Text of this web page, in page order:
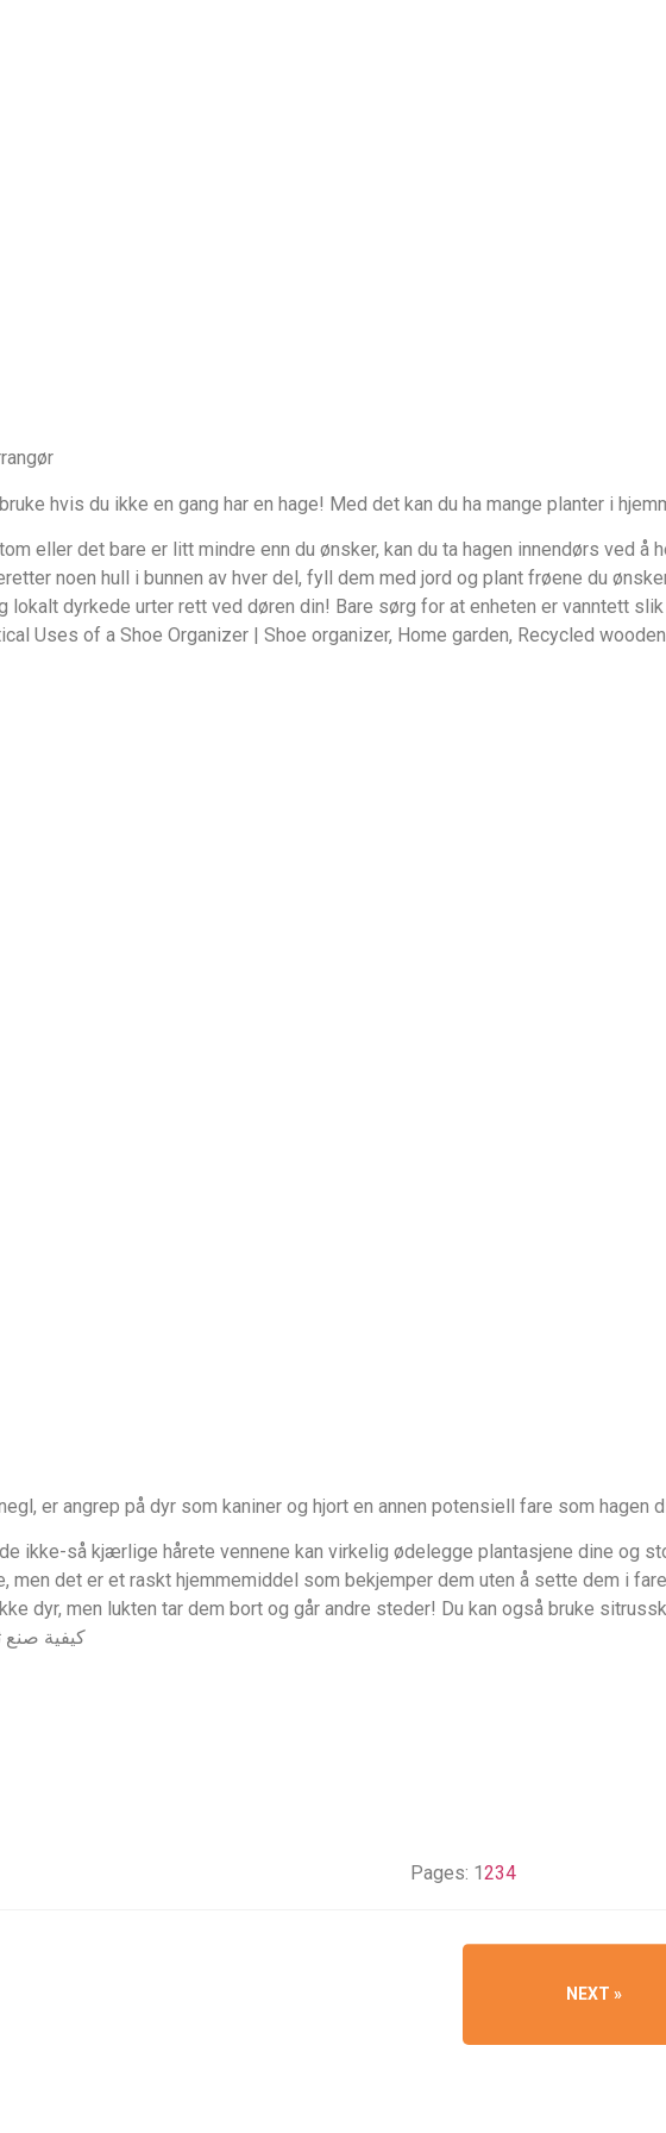
hvis du ikke en gang har en hage! Med det kan du ha mange planter i
eller det bare er litt mindre enn du ønsker, kan du ta hagen innendørs ved å
noen hull i bunnen av hver del, fyll dem med jord og plant frøene du
lokalt dyrkede urter rett ved døren din! Bare sørg for at enheten er vanntett
er angrep på dyr som kaniner og hjort en annen potensiell fare som hagen
ikke-så kjærlige hårete vennene kan virkelig ødelegge plantasjene dine og
men det er et raskt hjemmemiddel som bekjemper dem uten å sette dem i
dyr, men lukten tar dem bort og går andre steder! Du kan også bruke
Pages: 1234
NEXT